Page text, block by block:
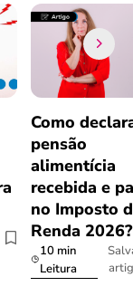
Como
pensão
alimentícia
recebida e
no Imposto
Renda
10 min
Leitura